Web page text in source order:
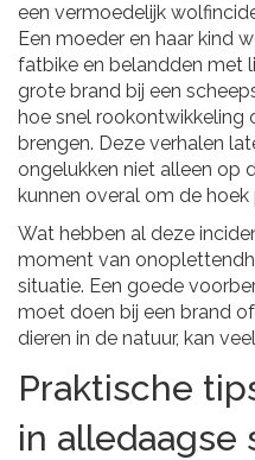
een vermoedelijk
Een moeder en haar kind
fatbike en belandden met
grote brand bij een
hoe snel rookontwikkeling
brengen. Deze verhalen
ongelukken niet alleen op
kunnen overal om de hoek
Wat hebben al deze
moment van
situatie. Een goede
moet doen bij een brand
dieren in de natuur, kan
Praktische
in alledaagse